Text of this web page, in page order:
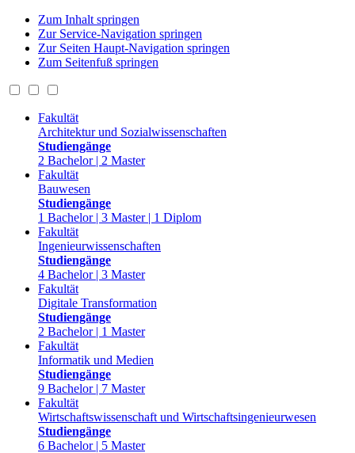
Zum Inhalt springen
Zur Service-Navigation springen
Zur Seiten Haupt-Navigation springen
Zum Seitenfuß springen
Fakultät
Architektur und Sozialwissenschaften
Studiengänge
2 Bachelor | 2 Master
Fakultät
Bauwesen
Studiengänge
1 Bachelor | 3 Master | 1 Diplom
Fakultät
Ingenieurwissenschaften
Studiengänge
4 Bachelor | 3 Master
Fakultät
Digitale Transformation
Studiengänge
2 Bachelor | 1 Master
Fakultät
Informatik und Medien
Studiengänge
9 Bachelor | 7 Master
Fakultät
Wirtschaftswissenschaft und Wirtschaftsingenieurwesen
Studiengänge
6 Bachelor | 5 Master